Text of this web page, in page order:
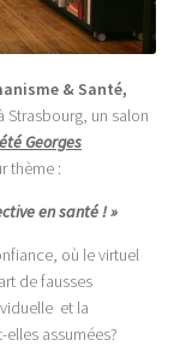
& Santé,
Strasbourg, un salon
Georges
thème :
en santé ! »
où le virtuel
de fausses
et la
assumées?